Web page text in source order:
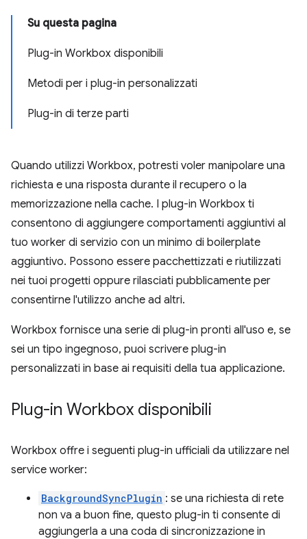
Su questa pagina
Plug-in Workbox disponibili
Metodi per i plug-in personalizzati
Plug-in di terze parti
Quando utilizzi Workbox, potresti voler manipolare una
richiesta e una risposta durante il recupero o la
memorizzazione nella cache. I plug-in Workbox ti
consentono di aggiungere comportamenti aggiuntivi al
tuo worker di servizio con un minimo di boilerplate
aggiuntivo. Possono essere pacchettizzati e riutilizzati
nei tuoi progetti oppure rilasciati pubblicamente per
consentirne l'utilizzo anche ad altri.
Workbox fornisce una serie di plug-in pronti all'uso e, se
sei un tipo ingegnoso, puoi scrivere plug-in
personalizzati in base ai requisiti della tua applicazione.
Plug-in Workbox disponibili
Workbox offre i seguenti plug-in ufficiali da utilizzare nel
service worker:
BackgroundSyncPlugin : se una richiesta di rete
non va a buon fine, questo plug-in ti consente di
aggiungerla a una coda di sincronizzazione in